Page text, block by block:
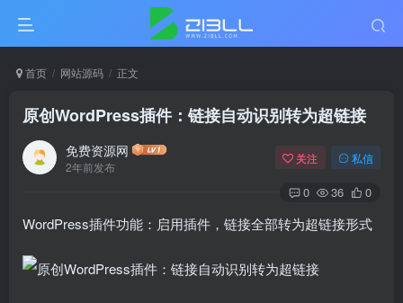
首页 网站源码 正文
原创WordPress插件：链接自动识别转为超链接
免费资源网
2年前发布
关注 私信
0 36 0
WordPress插件功能：启用插件，链接全部转为超链接形式